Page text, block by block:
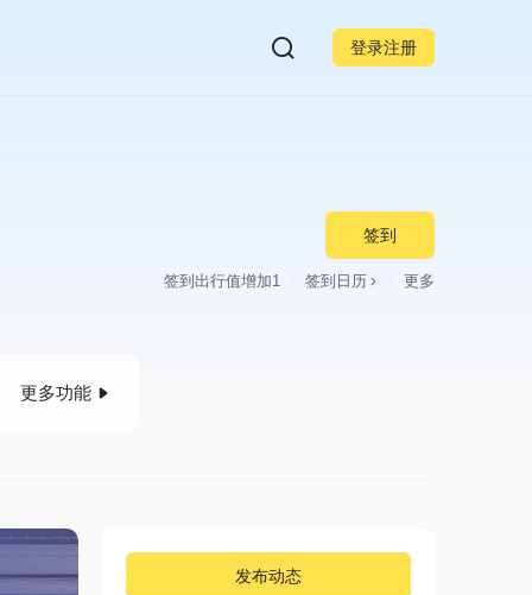
登录注册
签到
签到出行值增加1 签到日历 更多
更多功能
赵长江确认加盟智界汽车营销中心总
发布动态